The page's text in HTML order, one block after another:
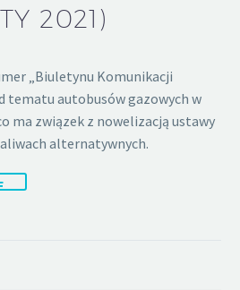
2021)
„Biuletynu Komunikacji
tematu autobusów gazowych w
ma związek z nowelizacją ustawy
alternatywnych.